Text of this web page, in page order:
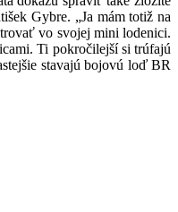
Gybre. „Ja mám totiž na
vo svojej mini lodenici.
Ti pokročilejší si trúfajú
stavajú bojovú loď BR